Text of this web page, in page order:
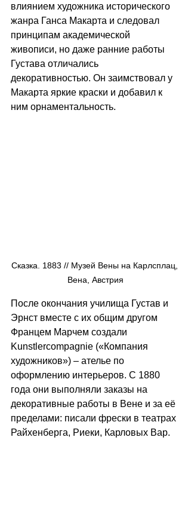
влиянием художника исторического
жанра Ганса Макарта и следовал
принципам академической
живописи, но даже ранние работы
Густава отличались
декоративностью. Он заимствовал у
Макарта яркие краски и добавил к
ним орнаментальность.
Сказка. 1883 // Музей Вены на Карлсплац,
Вена, Австрия
После окончания училища Густав и
Эрнст вместе с их общим другом
Францем Марчем создали
Kunstlercompagnie («Компания
художников») – ателье по
оформлению интерьеров. С 1880
года они выполняли заказы на
декоративные работы в Вене и за её
пределами: писали фрески в театрах
Райхенберга, Риеки, Карловых Вар.